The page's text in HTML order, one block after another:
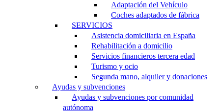
Adaptación del Vehículo
Coches adaptados de fábrica
SERVICIOS
Asistencia domiciliaria en España
Rehabilitación a domicilio
Servicios financieros tercera edad
Turismo y ocio
Segunda mano, alquiler y donaciones
Ayudas y subvenciones
Ayudas y subvenciones por comunidad
autónoma